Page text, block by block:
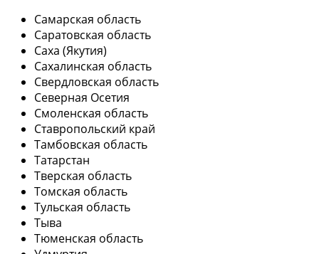
Самарская область
Саратовская область
Саха (Якутия)
Сахалинская область
Свердловская область
Северная Осетия
Смоленская область
Ставропольский край
Тамбовская область
Татарстан
Тверская область
Томская область
Тульская область
Тыва
Тюменская область